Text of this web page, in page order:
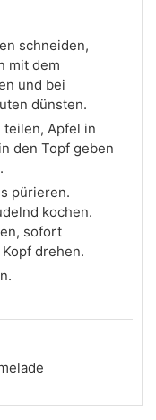
schneiden,
mit dem
und bei
dünsten.
teilen, Apfel in
den Topf geben
pürieren.
kochen.
sofort
drehen.